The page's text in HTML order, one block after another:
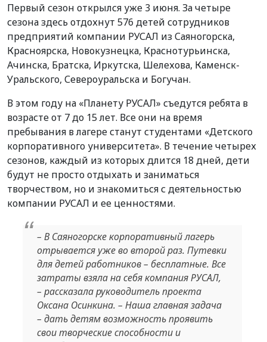
Первый сезон открылся уже 3 июня. За четыре
сезона здесь отдохнут 576 детей сотрудников
предприятий компании РУСАЛ из Саяногорска,
Красноярска, Новокузнецка, Краснотурьинска,
Ачинска, Братска, Иркутска, Шелехова, Каменск-
Уральского, Североуральска и Богучан.
В этом году на «Планету РУСАЛ» съедутся ребята в
возрасте от 7 до 15 лет. Все они на время
пребывания в лагере станут студентами «Детского
корпоративного университета». В течение четырех
сезонов, каждый из которых длится 18 дней, дети
будут не просто отдыхать и заниматься
творчеством, но и знакомиться с деятельностью
компании РУСАЛ и ее ценностями.
– В Саяногорске корпоративный лагерь
отрывается уже во второй раз. Путевки
для детей работников – бесплатные. Все
затраты взяла на себя компания РУСАЛ,
– рассказала руководитель проекта
Оксана Осинкина. – Наша главная задача
– дать детям возможность проявить
свои творческие способности и